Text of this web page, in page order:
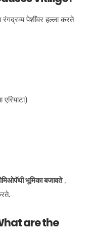
रंगद्रव्य पेशींवर हल्ला करते
भूमिका बजावते,
are the